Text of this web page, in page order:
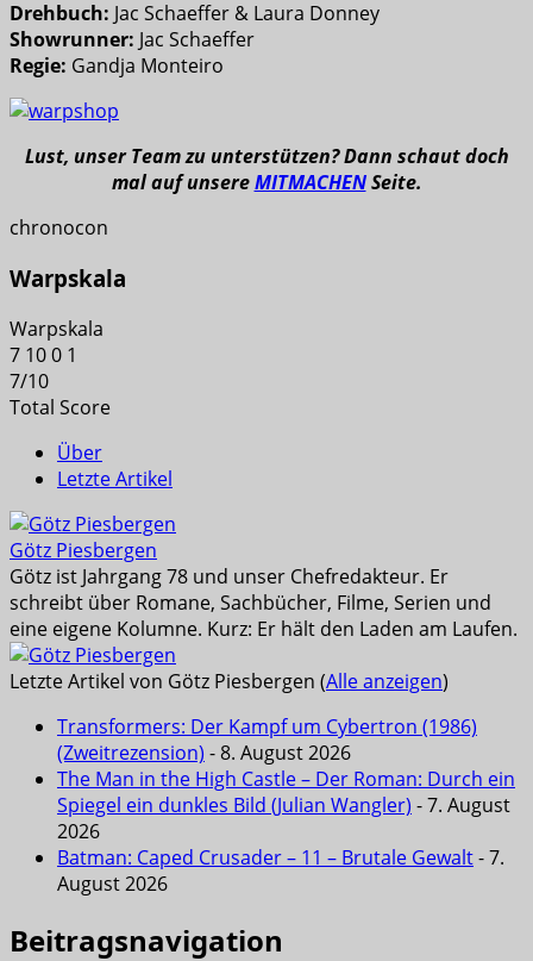
Drehbuch: Jac Schaeffer & Laura Donney
Showrunner: Jac Schaeffer
Regie: Gandja Monteiro
Lust, unser Team zu unterstützen? Dann schaut doch
mal auf unsereMITMACHENSeite.
chronocon
Warpskala
Warpskala
7 100 1
7/10
Total Score
Über
Letzte Artikel
Götz Piesbergen
Götz ist Jahrgang 78 und unser Chefredakteur. Er
schreibt über Romane, Sachbücher, Filme, Serien und
eine eigene Kolumne. Kurz: Er hält den Laden am Laufen.
Letzte Artikel von Götz Piesbergen (Alle anzeigen)
Transformers: Der Kampf um Cybertron (1986)
(Zweitrezension) - 8. August 2026
The Man in the High Castle – Der Roman: Durch ein
Spiegel ein dunkles Bild (Julian Wangler) - 7. August
2026
Batman: Caped Crusader – 11 – Brutale Gewalt- 7.
August 2026
Beitragsnavigation